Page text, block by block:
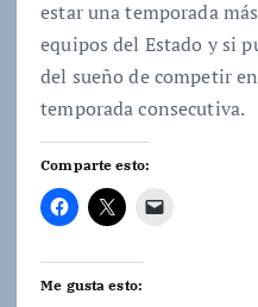
estar una temporada
equipos del Estado y si
del sueño de competir
temporada consecutiva.
Comparte esto:
Me gusta esto: